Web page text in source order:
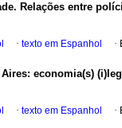
Relações entre
· texto em Espanhol ·
economia(s)
· texto em Espanhol ·